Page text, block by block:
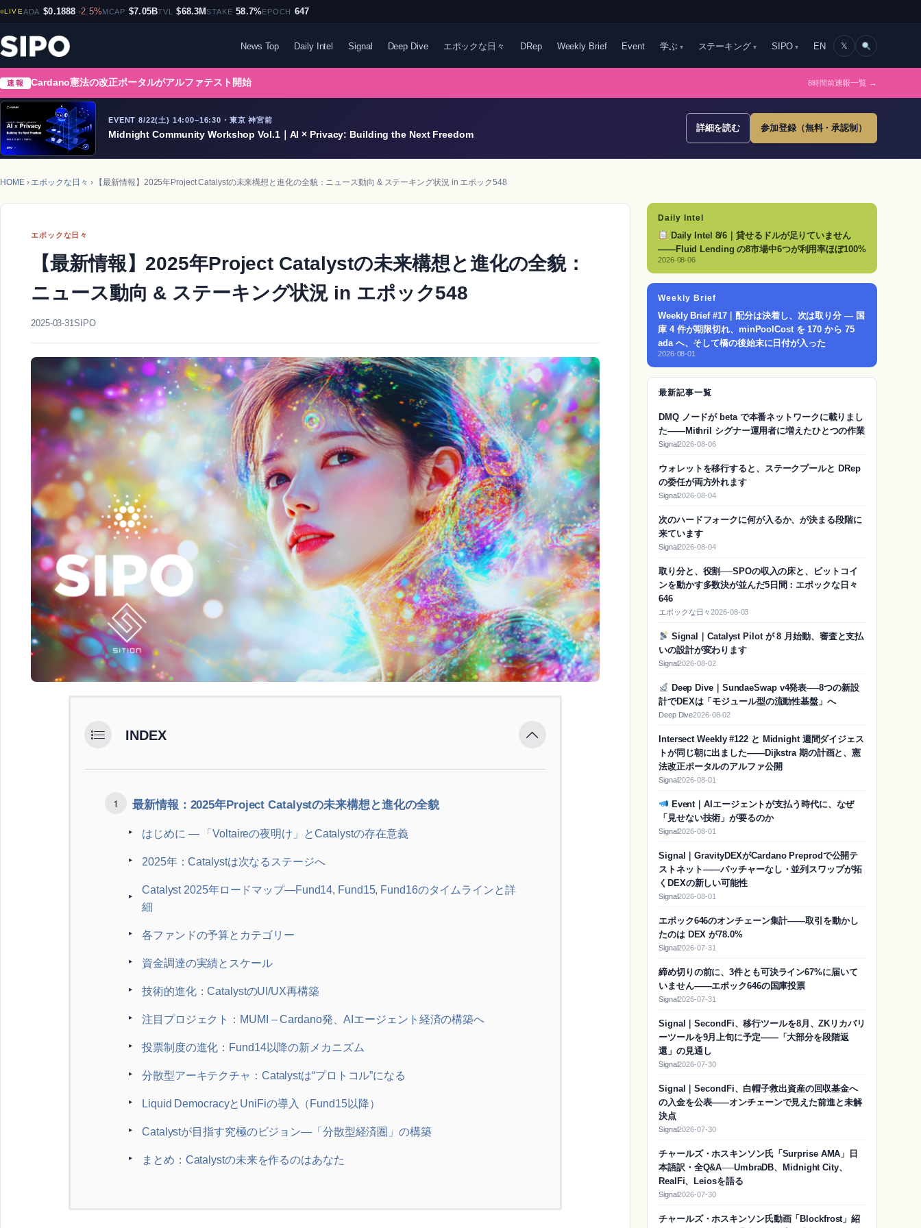
LIVEADA $0.1888 -2.5%MCAP $7.05BTVL $68.3MSTAKE 58.7%EPOCH 647
News Top Daily Intel Signal Deep Dive エポックな日々 DRep Weekly Brief Event 学ぶ ステーキング SIPO EN 𝕏
速報 Cardano憲法の改正ポータルがアルファテスト開始 8時間前速報一覧 →
EVENT 8/22(土) 14:00–16:30・東京 神宮前
Midnight Community Workshop Vol.1｜AI × Privacy: Building the Next Freedom
詳細を読む 参加登録（無料・承認制）
HOME› エポックな日々 › 【最新情報】2025年Project Catalystの未来構想と進化の全貌：ニュース動向 & ステーキング状況 in エポック548
エポックな日々
【最新情報】2025年Project Catalystの未来構想と進化の全貌：
ニュース動向 & ステーキング状況 in エポック548
2025-03-31SIPO
INDEX
最新情報：2025年Project Catalystの未来構想と進化の全貌
はじめに — 「Voltaireの夜明け」とCatalystの存在意義
2025年：Catalystは次なるステージへ
Catalyst 2025年ロードマップ—Fund14, Fund15, Fund16のタイムラインと詳
細
各ファンドの予算とカテゴリー
資金調達の実績とスケール
技術的進化：CatalystのUI/UX再構築
注目プロジェクト：MUMI – Cardano発、AIエージェント経済の構築へ
投票制度の進化：Fund14以降の新メカニズム
分散型アーキテクチャ：Catalystは“プロトコル”になる
Liquid DemocracyとUniFiの導入（Fund15以降）
Catalystが目指す究極のビジョン—「分散型経済圏」の構築
まとめ：Catalystの未来を作るのはあなた
Daily Intel
Daily Intel 8/6｜貸せるドルが足りていません
——Fluid Lending の8市場中6つが利用率ほぼ100%
2026-08-06
Weekly Brief
Weekly Brief #17｜配分は決着し、次は取り分 — 国
庫 4 件が期限切れ、minPoolCost を 170 から 75
ada へ、そして橋の後始末に日付が入った
2026-08-01
最新記事一覧
DMQ ノードが beta で本番ネットワークに載りまし
た——Mithril シグナー運用者に増えたひとつの作業
Signal2026-08-06
ウォレットを移行すると、ステークプールと DRep
の委任が両方外れます
Signal2026-08-04
次のハードフォークに何が入るか、が決まる段階に
来ています
Signal2026-08-04
取り分と、役割──SPOの収入の床と、ビットコイ
ンを動かす多数決が並んだ5日間：エポックな日々
646
エポックな日々2026-08-03
Signal｜Catalyst Pilot が 8 月始動、審査と支払
いの設計が変わります
Signal2026-08-02
Deep Dive｜SundaeSwap v4発表──8つの新設
計でDEXは「モジュール型の流動性基盤」へ
Deep Dive2026-08-02
Intersect Weekly #122 と Midnight 週間ダイジェス
トが同じ朝に出ました——Dijkstra 期の計画と、憲
法改正ポータルのアルファ公開
Signal2026-08-01
Event｜AIエージェントが支払う時代に、なぜ
「見せない技術」が要るのか
Signal2026-08-01
Signal｜GravityDEXがCardano Preprodで公開テ
ストネット——バッチャーなし・並列スワップが拓
くDEXの新しい可能性
Signal2026-08-01
エポック646のオンチェーン集計——取引を動かし
たのは DEX が78.0%
Signal2026-07-31
締め切りの前に、3件とも可決ライン67%に届いて
いません——エポック646の国庫投票
Signal2026-07-31
Signal｜SecondFi、移行ツールを8月、ZKリカバリ
ーツールを9月上旬に予定——「大部分を段階返
還」の見通し
Signal2026-07-30
Signal｜SecondFi、白帽子救出資産の回収基金へ
の入金を公表——オンチェーンで見えた前進と未解
決点
Signal2026-07-30
チャールズ・ホスキンソン氏「Surprise AMA」日
本語訳・全Q&A──UmbraDB、Midnight City、
RealFi、Leiosを語る
Signal2026-07-30
チャールズ・ホスキンソン氏動画「Blockfrost」紹